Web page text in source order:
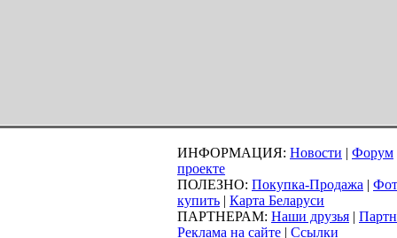
ИНФОРМАЦИЯ: Новости | Форум
проекте
ПОЛЕЗНО: Покупка-Продажа |
купить | Карта Беларуси
ПАРТНЕРАМ: Наши друзья |
Реклама на сайте | Ссылки